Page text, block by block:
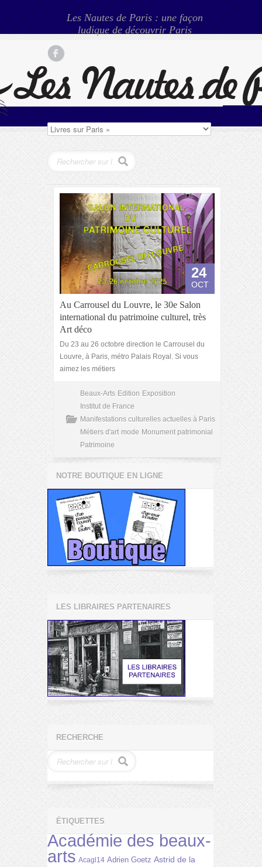
Les Nautes de Paris : une façon
ludique de découvrir Paris
24
OCT
Au Carrousel du Louvre, le 30e Salon
international du patrimoine culturel, très
Art déco
Du 23 au 26 octobre direction le Carrousel du
Louvre, à Paris, métro Palais Royal. Si vous
aimez les métiers
Beaux-Arts Edition Exposition
Institut de France
Manifestations culturelles actuelles à Paris
Métiers d'art mode Monument patrimonial
Patrimoine
NOTRE BOUTIQUE EN LIGNE
LES LIBRAIRES PARTENAIRES
RECHERCHE
ÉTIQUETTES
Académie des beaux-
arts Acagl14 Adrien Goetz Astrid de la